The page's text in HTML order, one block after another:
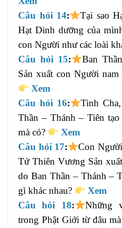
Câu hỏi 14:
Tại sao
Hạt Dinh dưỡng của
con Người như các loài
Câu hỏi 15:
Ban
Sản xuất con Người
Xem
Câu hỏi 16:
Tinh
Thần – Thánh – Tiên
mà có?
Xem
Câu hỏi 17:
Con
Tứ Thiên Vương Sản
do Ban Thần – Thánh –
gì khác nhau?
Xem
Câu hỏi 18:
Những
trong Phật Giới từ đâu